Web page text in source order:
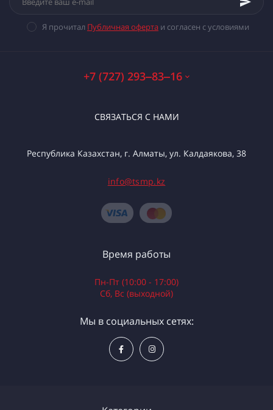
Я прочитал Публичная оферта и согласен с условиями
+7 (727) 293‒83‒16
СВЯЗАТЬСЯ С НАМИ
Республика Казахстан, г. Алматы, ул. Калдаякова, 38
info@tsmp.kz
Время работы
Пн-Пт (10:00 - 17:00)
Сб, Вс (выходной)
Мы в социальных сетях: